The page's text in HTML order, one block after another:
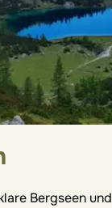
Bergseen und